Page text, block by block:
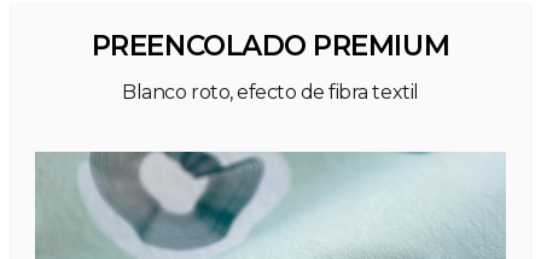
PREENCOLADO PREMIUM
Blanco roto, efecto de fibra textil